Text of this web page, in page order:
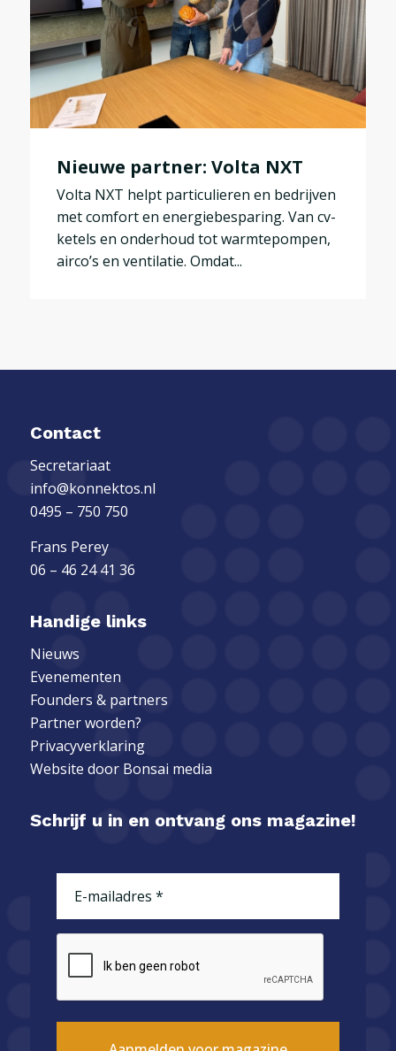
Nieuwe partner: Volta NXT
Volta NXT helpt particulieren en bedrijven
met comfort en energiebesparing. Van cv-
ketels en onderhoud tot warmtepompen,
airco’s en ventilatie. Omdat...
Contact
Secretariaat
info@konnektos.nl
0495 – 750 750
Frans Perey
06 – 46 24 41 36
Handige links
Nieuws
Evenementen
Founders & partners
Partner worden?
Privacyverklaring
Website door Bonsai media
Schrijf u in en ontvang ons magazine!
mailadres
(Vereist)